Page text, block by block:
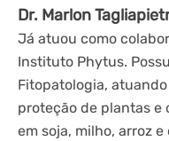
Dr. Marlon
Já atuou como
Instituto Phytus.
Fitopatologia,
proteção de plantas e
em soja, milho, arroz